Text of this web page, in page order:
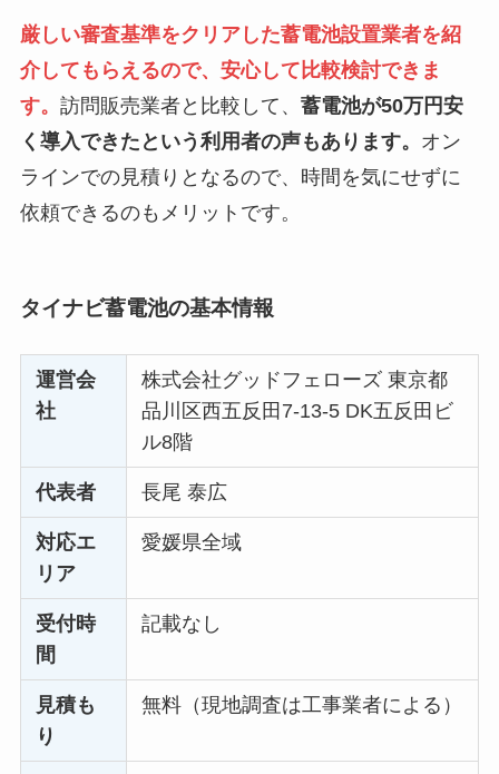
厳しい審査基準をクリアした蓄電池設置業者を紹
介してもらえるので、安心して比較検討できま
す。 訪問販売業者と比較して、 蓄電池が50万円安
く導入できたという利用者の声もあります。 オン
ラインでの見積りとなるので、時間を気にせずに
依頼できるのもメリットです。
タイナビ蓄電池の基本情報
運営会
社
株式会社グッドフェローズ 東京都
品川区西五反田7-13-5 DK五反田ビ
ル8階
代表者 長尾 泰広
対応エ
リア
愛媛県全域
受付時
間
記載なし
見積も
り
無料（現地調査は工事業者による）